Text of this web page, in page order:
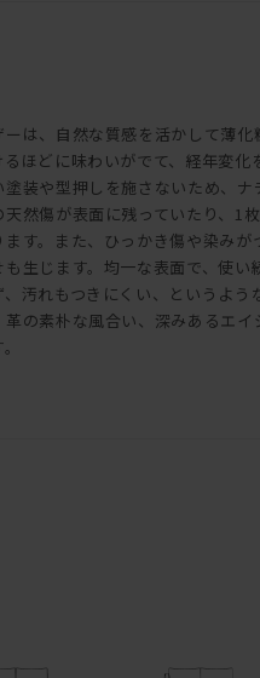
ーは、自然な質感を活かして薄化
るほどに味わいがでて、経年変化
塗装や型押しを施さないため、ナ
天然傷が表面に残っていたり、1
ます。また、ひっかき傷や染み
も生じます。均一な表面で、使い
、汚れもつきにくい、というよう
革の素朴な風合い、深みあるエ